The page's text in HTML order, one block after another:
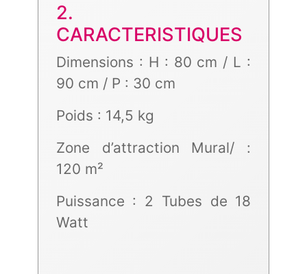
2.
CARACTERISTIQUES
Dimensions : H : 80 cm / L :
90 cm / P : 30 cm
Poids : 14,5 kg
Zone d’attraction Mural/ :
120 m²
Puissance : 2 Tubes de 18
Watt